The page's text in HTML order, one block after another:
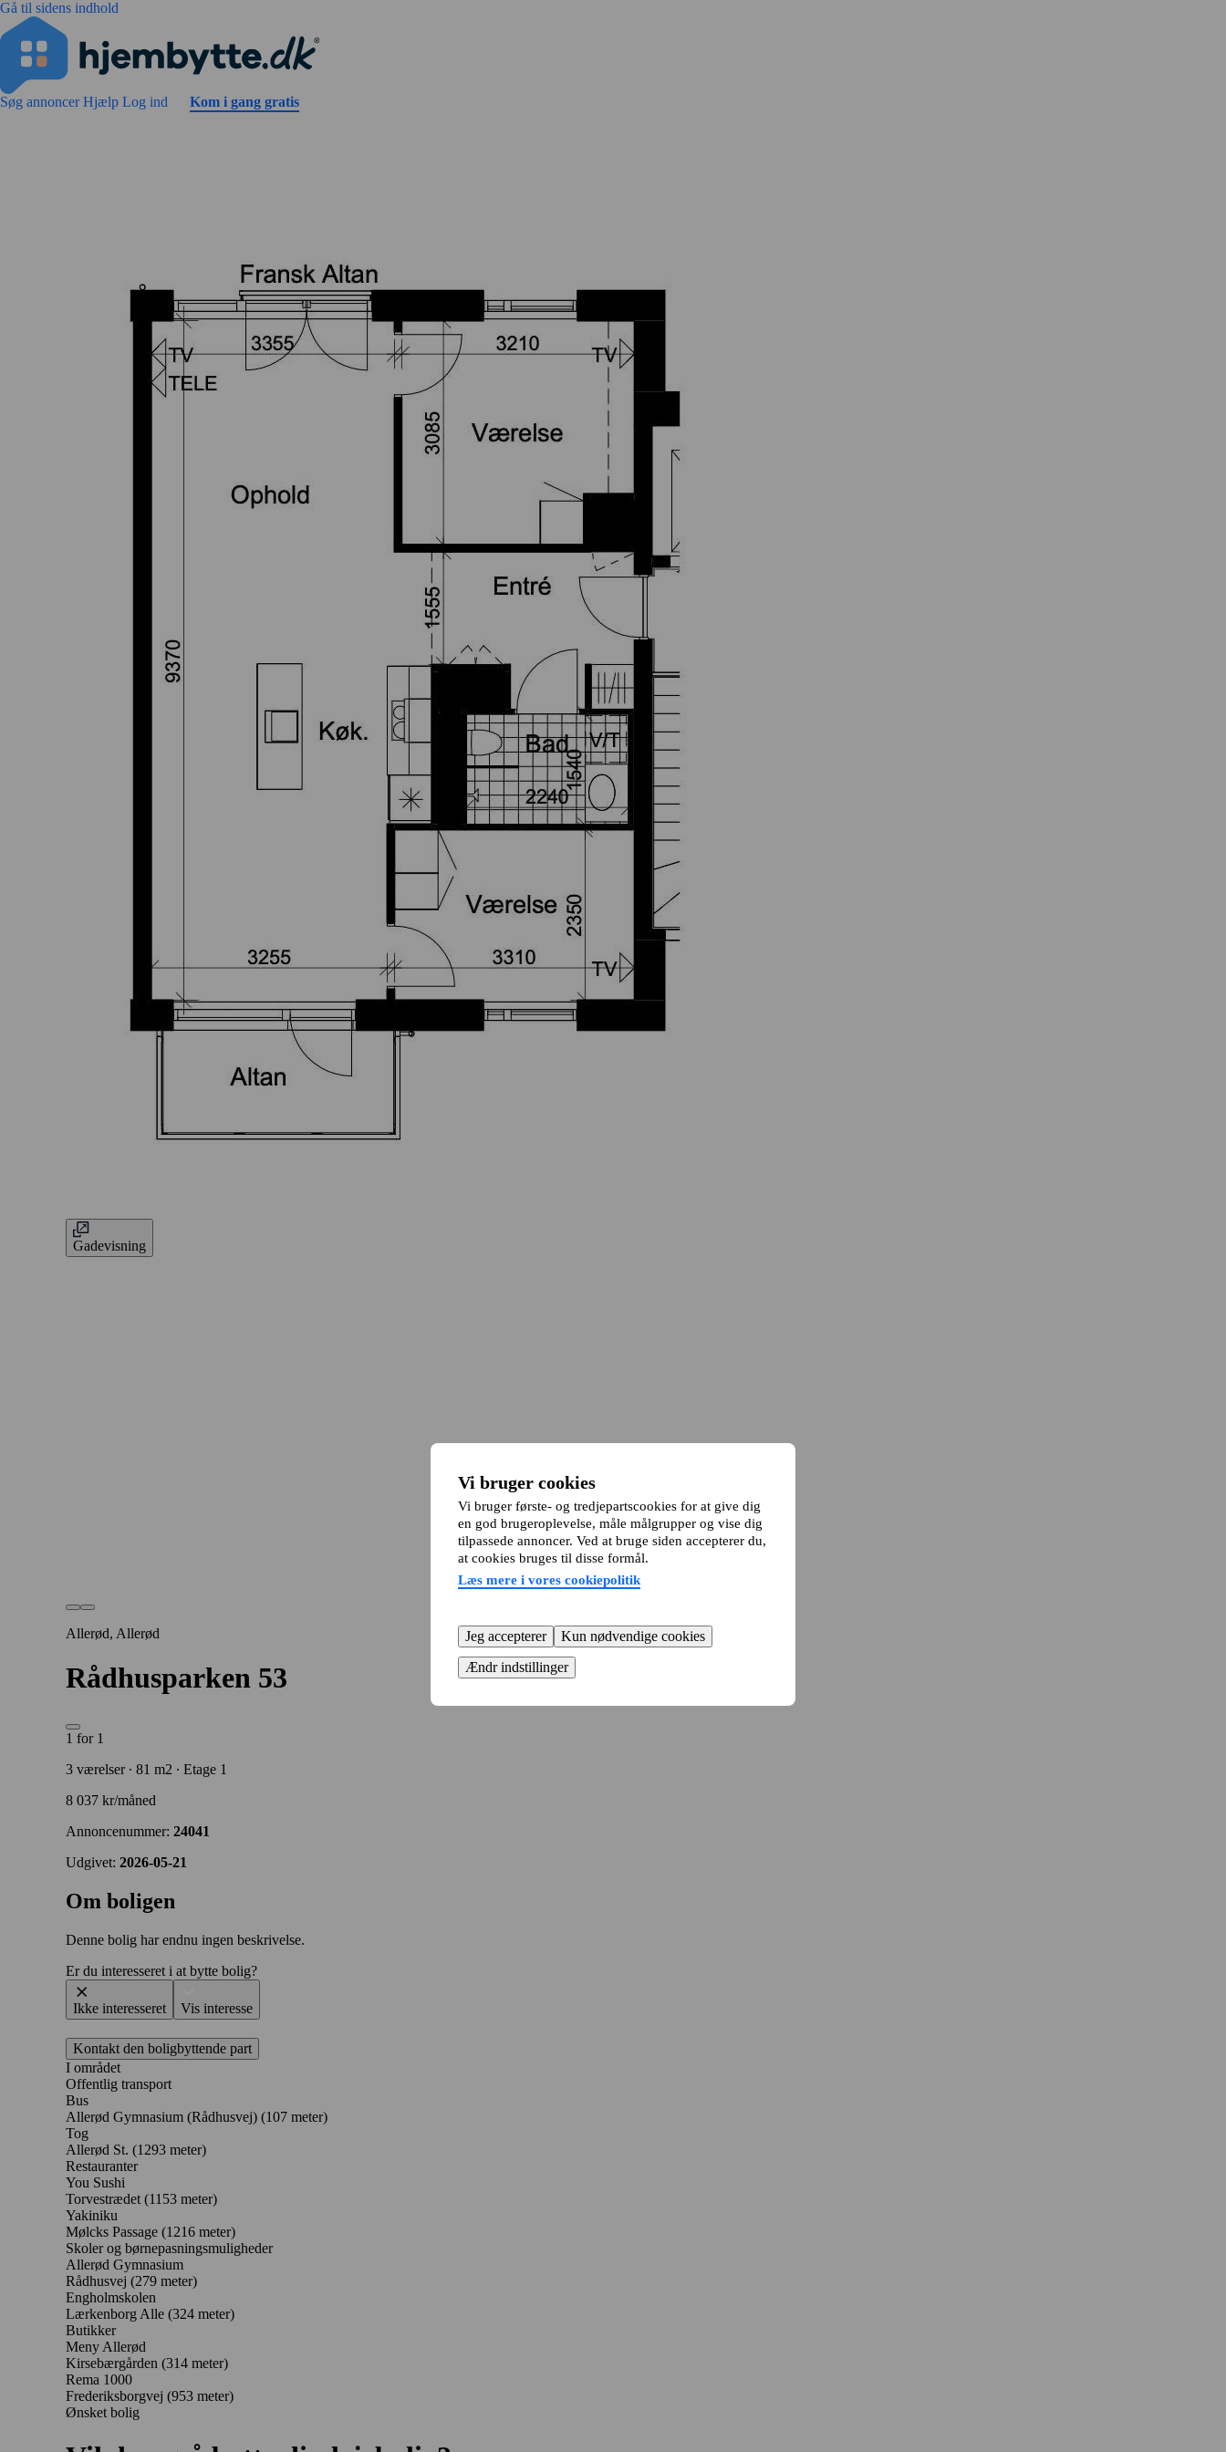
Gå til sidens indhold
Vi bruger cookies
Vi bruger første- og tredjepartscookies for at give dig
en god brugeroplevelse, måle målgrupper og vise dig
tilpassede annoncer. Ved at bruge siden accepterer du,
at cookies bruges til disse formål.
Læs mere i vores cookiepolitik
Jeg accepterer
Kun nødvendige cookies
Ændr indstillinger
Søg annoncerHjælp Log ind Kom i gang gratis
Gadevisning
Allerød, Allerød
Rådhusparken 53
1 for 1
3 værelser ∙ 81 m2 ∙ Etage 1
8 037 kr/måned
Annoncenummer: 24041
Udgivet: 2026-05-21
Om boligen
Denne bolig har endnu ingen beskrivelse.
Er du interesseret i at bytte bolig?
Ikke interesseret Vis interesse
Kontakt den boligbyttende part
I området
Offentlig transport
Bus
Allerød Gymnasium (Rådhusvej) (107 meter)
Tog
Allerød St. (1293 meter)
Restauranter
You Sushi
Torvestrædet (1153 meter)
Yakiniku
Mølcks Passage (1216 meter)
Skoler og børnepasningsmuligheder
Allerød Gymnasium
Rådhusvej (279 meter)
Engholmskolen
Lærkenborg Alle (324 meter)
Butikker
Meny Allerød
Kirsebærgården (314 meter)
Rema 1000
Frederiksborgvej (953 meter)
Ønsket bolig